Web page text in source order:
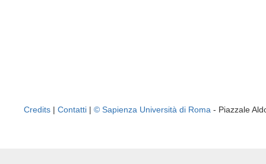
Credits | Contatti | © Sapienza Università di Roma - Piazzale